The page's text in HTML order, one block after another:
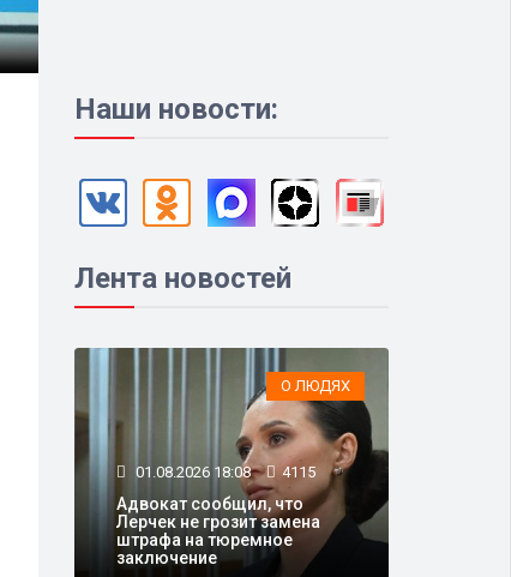
Наши новости:
Лента новостей
О ЛЮДЯХ
01.08.2026 18:08 4115
Адвокат сообщил, что
Лерчек не грозит замена
штрафа на тюремное
заключение